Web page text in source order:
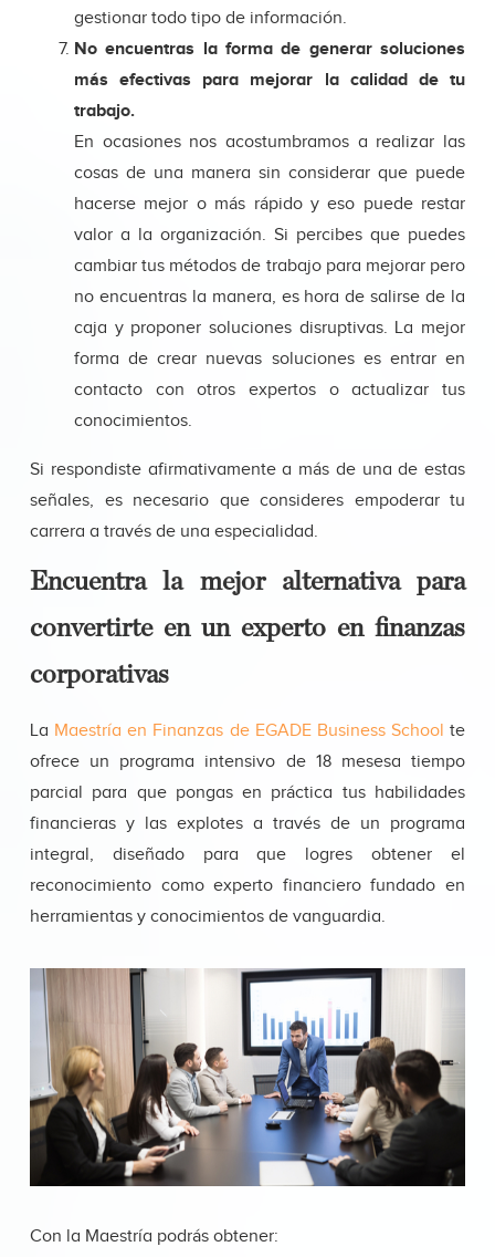
gestionar todo tipo de información.
No encuentras la forma de generar soluciones
más efectivas para mejorar la calidad de tu
trabajo.
En ocasiones nos acostumbramos a realizar las
cosas de una manera sin considerar que puede
hacerse mejor o más rápido y eso puede restar
valor a la organización. Si percibes que puedes
cambiar tus métodos de trabajo para mejorar pero
no encuentras la manera, es hora de salirse de la
caja y proponer soluciones disruptivas. La mejor
forma de crear nuevas soluciones es entrar en
contacto con otros expertos o actualizar tus
conocimientos.
Si respondiste afirmativamente a más de una de estas
señales, es necesario que consideres empoderar tu
carrera a través de una especialidad.
Encuentra la mejor alternativa para
convertirte en un experto en finanzas
corporativas
La Maestría en Finanzas de EGADE Business School te
ofrece un programa intensivo de 18 mesesa tiempo
parcial para que pongas en práctica tus habilidades
financieras y las explotes a través de un programa
integral, diseñado para que logres obtener el
reconocimiento como experto financiero fundado en
herramientas y conocimientos de vanguardia.
Con la Maestría podrás obtener: